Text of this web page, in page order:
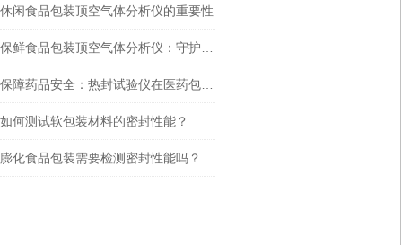
休闲食品包装顶空气体分析仪的重要性
如何测试软包装材料的密封性能？